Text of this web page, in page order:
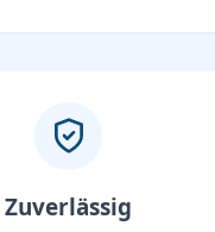
Zuverlässig